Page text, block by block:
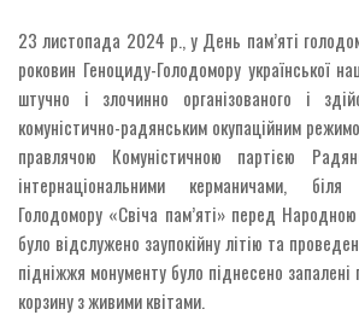
23 листопада 2024 р., у День пам’яті
роковин Геноциду-Голодомору української
штучно і злочинно організованого і
комуністично-радянським окупаційним
правлячою Комуністичною партією
інтернаціональними керманичами,
Голодомору «Свіча пам’яті» перед
було відслужено заупокійну літію та
підніжжя монументу було піднесено запалені
корзину з живими квітами.